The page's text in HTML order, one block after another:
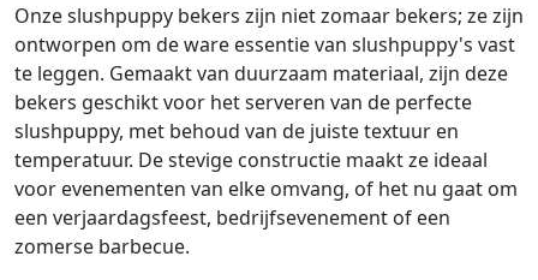
Onze slushpuppy bekers zijn niet zomaar bekers; ze zijn
ontworpen om de ware essentie van slushpuppy's vast
te leggen. Gemaakt van duurzaam materiaal, zijn deze
bekers geschikt voor het serveren van de perfecte
slushpuppy, met behoud van de juiste textuur en
temperatuur. De stevige constructie maakt ze ideaal
voor evenementen van elke omvang, of het nu gaat om
een verjaardagsfeest, bedrijfsevenement of een
zomerse barbecue.